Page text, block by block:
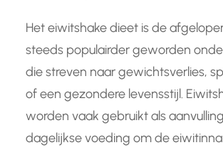
Het eiwitshake dieet is de
steeds populairder geworden
die streven naar gewichtsverlies,
of een gezondere levensstijl.
worden vaak gebruikt als
dagelijkse voeding om de